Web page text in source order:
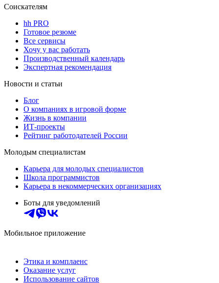
Соискателям
hh PRO
Готовое резюме
Все сервисы
Хочу у вас работать
Производственный календарь
Экспертная рекомендация
Новости и статьи
Блог
О компаниях в игровой форме
Жизнь в компании
ИТ-проекты
Рейтинг работодателей России
Молодым специалистам
Карьера для молодых специалистов
Школа программистов
Карьера в некоммерческих организациях
Боты для уведомлений
Мобильное приложение
Этика и комплаенс
Оказание услуг
Использование сайтов